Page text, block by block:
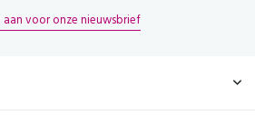
voor onze nieuwsbrief